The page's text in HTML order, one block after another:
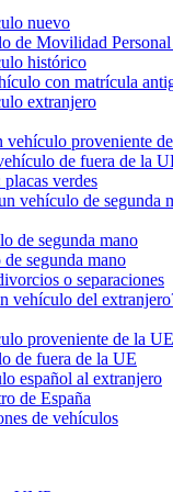
nuevo
de Movilidad
histórico
con matrícula
extranjero
vehículo proveniente
de fuera de la
verdes
vehículo de segunda
de segunda mano
segunda mano
o separaciones
vehículo del
proveniente de la UE
de fuera de la UE
español al extranjero
de España
de vehículos